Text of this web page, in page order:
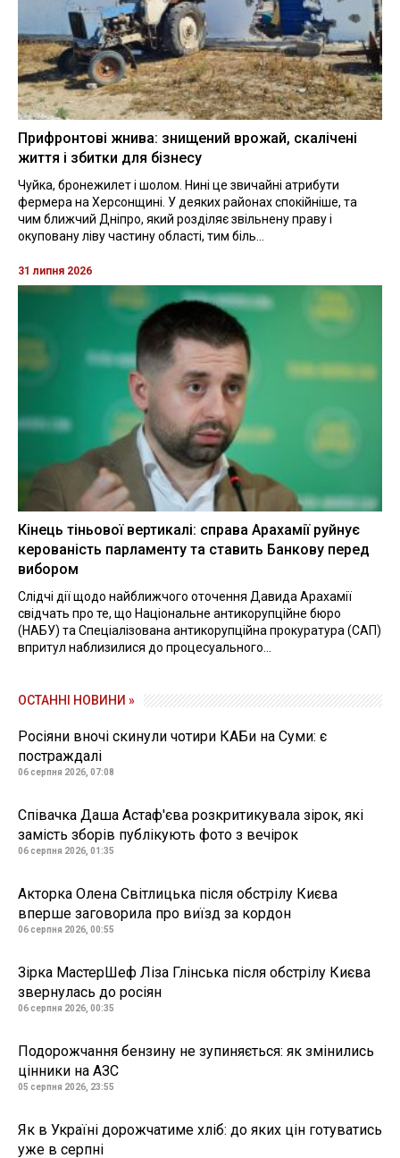
Прифронтові жнива: знищений врожай, скалічені
життя і збитки для бізнесу
Чуйка, бронежилет і шолом. Нині це звичайні атрибути
фермера на Херсонщині. У деяких районах спокійніше, та
чим ближчий Дніпро, який розділяє звільнену праву і
окуповану ліву частину області, тим біль...
31 липня 2026
Кінець тіньової вертикалі: справа Арахамії руйнує
керованість парламенту та ставить Банкову перед
вибором
Слідчі дії щодо найближчого оточення Давида Арахамії
свідчать про те, що Національне антикорупційне бюро
(НАБУ) та Спеціалізована антикорупційна прокуратура (САП)
впритул наблизилися до процесуального...
ОСТАННІ НОВИНИ »
Росіяни вночі скинули чотири КАБи на Суми: є
постраждалі
06 серпня 2026, 07:08
Співачка Даша Астаф'єва розкритикувала зірок, які
замість зборів публікують фото з вечірок
06 серпня 2026, 01:35
Акторка Олена Світлицька після обстрілу Києва
вперше заговорила про виїзд за кордон
06 серпня 2026, 00:55
Зірка МастерШеф Ліза Глінська після обстрілу Києва
звернулась до росіян
06 серпня 2026, 00:35
Подорожчання бензину не зупиняється: як змінились
цінники на АЗС
05 серпня 2026, 23:55
Як в Україні дорожчатиме хліб: до яких цін готуватись
уже в серпні